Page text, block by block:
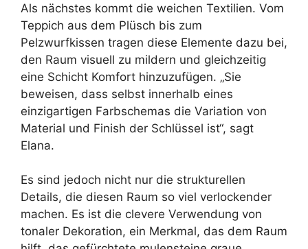
Als nächstes kommt die weichen Textilien. Vom
Teppich aus dem Plüsch bis zum
Pelzwurfkissen tragen diese Elemente dazu bei,
den Raum visuell zu mildern und gleichzeitig
eine Schicht Komfort hinzuzufügen. „Sie
beweisen, dass selbst innerhalb eines
einzigartigen Farbschemas die Variation von
Material und Finish der Schlüssel ist“, sagt
Elana.
Es sind jedoch nicht nur die strukturellen
Details, die diesen Raum so viel verlockender
machen. Es ist die clevere Verwendung von
tonaler Dekoration, ein Merkmal, das dem Raum